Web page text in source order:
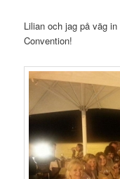
Lilian och jag på väg
Convention!